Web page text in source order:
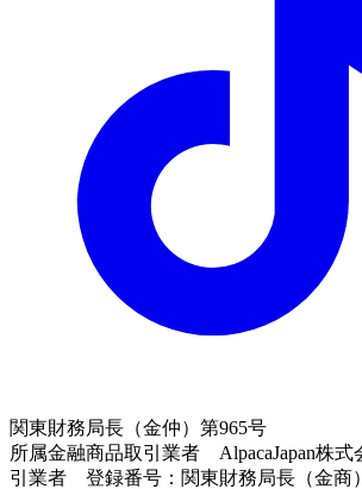
関東財務局長（金仲）第965号
所属金融商品取引業者 AlpacaJapan株
引業者 登録番号：関東財務局長（金商